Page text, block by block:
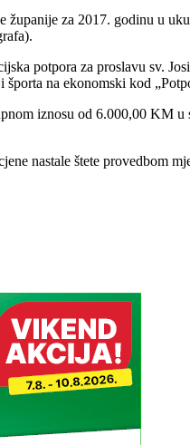
za 2017. godinu u
potpora za proslavu sv.
na ekonomski kod
iznosu od 6.000,00 KM
nastale štete provedbom